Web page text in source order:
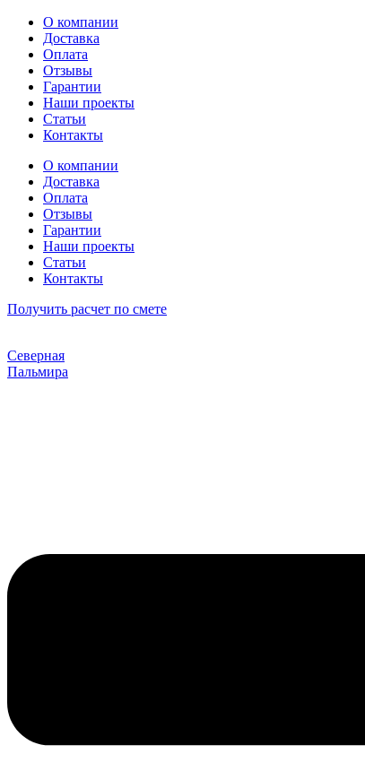
Перейти
содержимому
О компании
Доставка
Оплата
Отзывы
Гарантии
Наши проекты
Статьи
Контакты
О компании
Доставка
Оплата
Отзывы
Гарантии
Наши проекты
Статьи
Контакты
Получить расчет по смете
Северная
Пальмира